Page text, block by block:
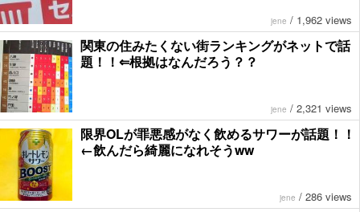
jene / 1,962 views
関東の住みたくない街ランキングがネットで話
題！！⇐根拠はなんだろう？？
jene / 2,321 views
限界OLが罪悪感がなく飲めるサワーが話題！！
←飲んだら綺麗になれそうww
jene / 286 views